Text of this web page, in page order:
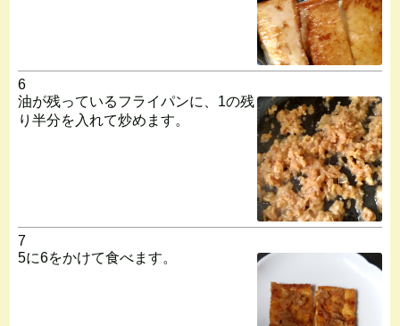
6
油が残っているフライパンに、1の残
り半分を入れて炒めます。
7
5に6をかけて食べます。